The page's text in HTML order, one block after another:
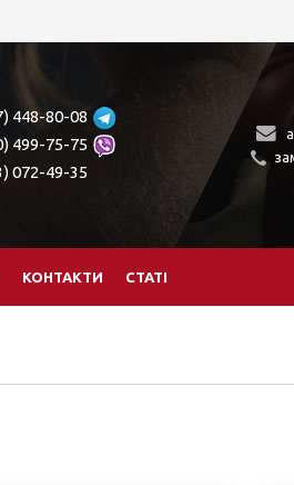
448-80-08
499-75-75
072-49-35
КОНТАКТИ СТАТІ